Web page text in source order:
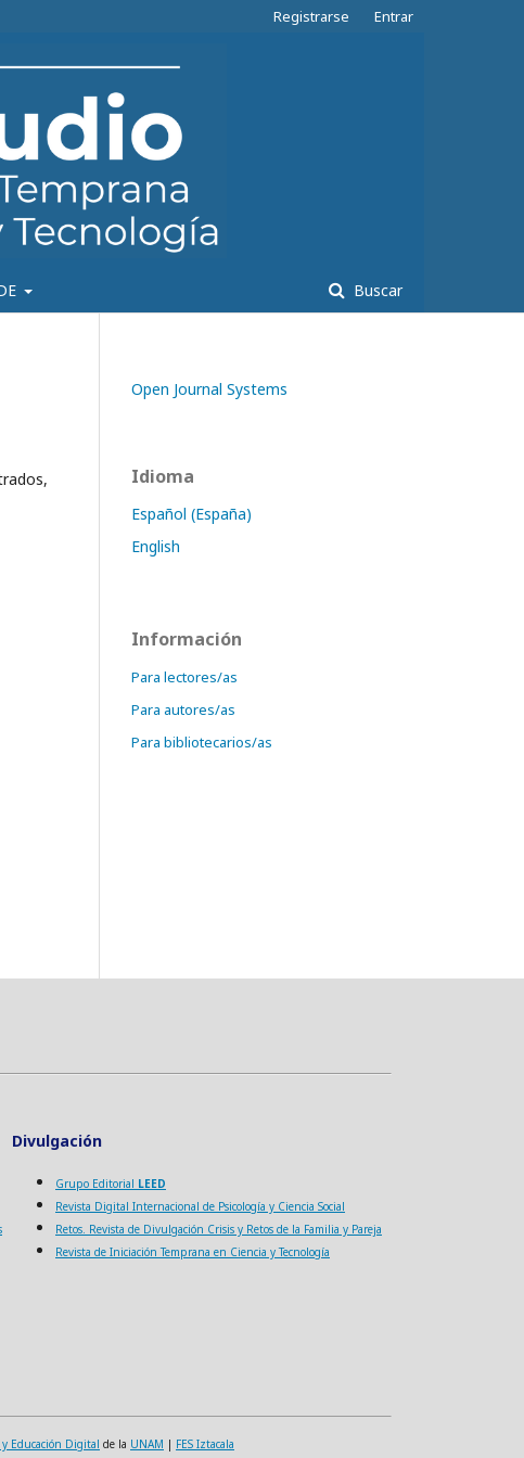
Buscar
Registrarse Entrar
Open Journal Systems
Idioma
Español (España)
English
Información
Para lectores/as
Para autores/as
Para bibliotecarios/as
Divulgación
Grupo Editorial LEED
Revista Digital Internacional de Psicología y Ciencia Social
Retos. Revista de Divulgación Crisis y Retos de la Familia y Pareja
Revista de Iniciación Temprana en Ciencia y Tecnología
Educación Digital de la UNAM | FES Iztacala